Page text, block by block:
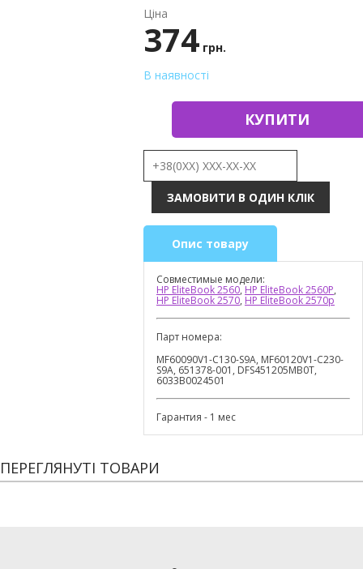
Ціна
374 грн.
В наявності
КУПИТИ
Опис товару
Совместимые модели:
HP EliteBook 2560, HP EliteBook 2560P,
HP EliteBook 2570, HP EliteBook 2570p
Парт номера:
MF60090V1-C130-S9A, MF60120V1-C230-
S9A, 651378-001, DFS451205MB0T,
6033B0024501
Гарантия - 1 мес
ПЕРЕГЛЯНУТІ ТОВАРИ